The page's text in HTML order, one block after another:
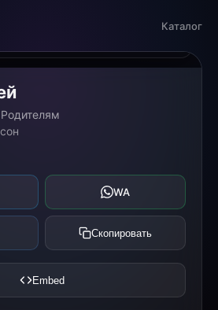
Каталог
WA
Скопировать
Embed